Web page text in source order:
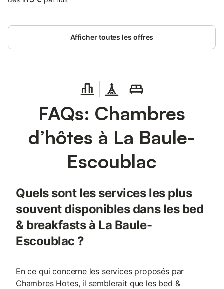
Afficher toutes les offres
FAQs: Chambres
d’hôtes à La Baule-
Escoublac
Quels sont les services les plus
souvent disponibles dans les bed
& breakfasts à La Baule-
Escoublac ?
En ce qui concerne les services proposés par
Chambres Hotes, il semblerait que les bed &